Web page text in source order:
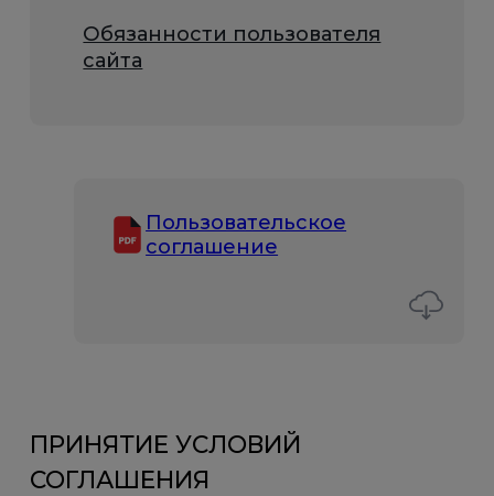
Обязанности пользователя
сайта
Пользовательское
соглашение
ПРИНЯТИЕ УСЛОВИЙ
СОГЛАШЕНИЯ